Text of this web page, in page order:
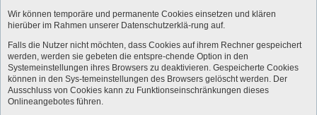
Wir können temporäre und permanente Cookies einsetzen und klären
hierüber im Rahmen unserer Datenschutzerklä-rung auf.
Falls die Nutzer nicht möchten, dass Cookies auf ihrem Rechner gespeichert
werden, werden sie gebeten die entspre-chende Option in den
Systemeinstellungen ihres Browsers zu deaktivieren. Gespeicherte Cookies
können in den Sys-temeinstellungen des Browsers gelöscht werden. Der
Ausschluss von Cookies kann zu Funktionseinschränkungen dieses
Onlineangebotes führen.